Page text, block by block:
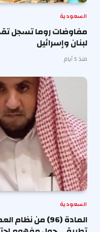
السعودية
مفاوضات روما تسجل
لبنان وإسرائيل
منذ 5 أيام
السعودية
المادة (96) من